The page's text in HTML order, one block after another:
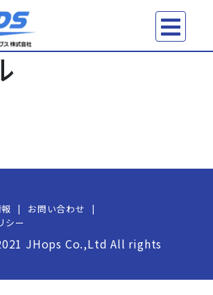
お問い合わせ
シー
JHops Co.,Ltd All rights